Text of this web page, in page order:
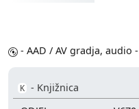
- AAD / AV gradja, audio
K - Knjižnica